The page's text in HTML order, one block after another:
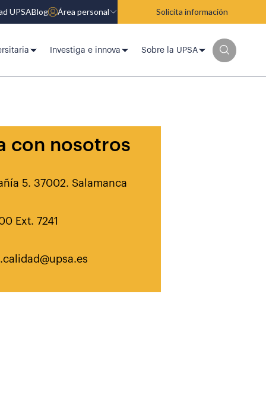
UPSABlog Área personal Solicita información
Investiga e innova Sobre la UPSA
con nosotros
5. 37002. Salamanca
Ext. 7241